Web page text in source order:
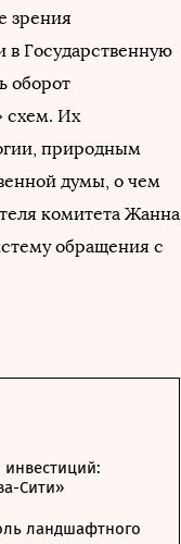
зрения
в Государственную
оборот
схем. Их
природным
думы, о чем
комитета Жанна
обращения с
Сити»
ландшафтного